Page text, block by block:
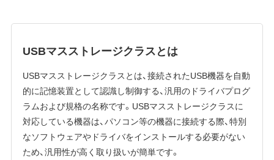
USBマスストレージクラスとは
USBマスストレージクラスとは、接続されたUSB機器を自動
的に記憶装置として認識し制御する、汎用のドライバプログ
ラムおよび規格の名称です。USBマスストレージクラスに
対応している機器は、パソコン等の機器に接続する際、特別
なソフトウェアやドライバをインストールする必要がない
ため、汎用性が高く取り扱いが簡単です。